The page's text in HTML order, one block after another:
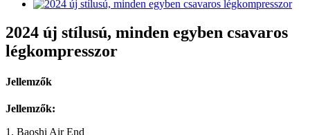
2024 új stílusú, minden egyben csavaros
légkompresszor
Jellemzők
Jellemzők:
1. Baoshi Air End